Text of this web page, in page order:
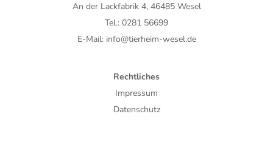
An der Lackfabrik 4, 46485 Wesel
Tel.: 0281 56699
E-Mail: info@tierheim-wesel.de
Rechtliches
Impressum
Datenschutz